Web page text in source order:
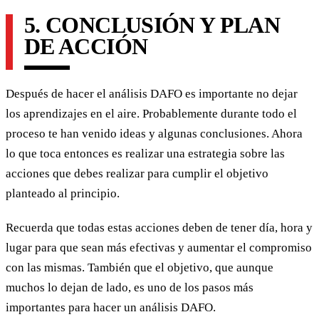
5. CONCLUSIÓN Y PLAN
DE ACCIÓN
Después de hacer el análisis DAFO es importante no dejar
los aprendizajes en el aire. Probablemente durante todo el
proceso te han venido ideas y algunas conclusiones. Ahora
lo que toca entonces es realizar una estrategia sobre las
acciones que debes realizar para cumplir el objetivo
planteado al principio.
Recuerda que todas estas acciones deben de tener día, hora y
lugar para que sean más efectivas y aumentar el compromiso
con las mismas. También que el objetivo, que aunque
muchos lo dejan de lado, es uno de los pasos más
importantes para hacer un análisis DAFO.